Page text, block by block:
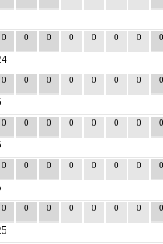
0 0 0 0 0 0 0
0 0 0 0 0 0 0
0 0 0 0 0 0 0
0 0 0 0 0 0 0
0 0 0 0 0 0 0